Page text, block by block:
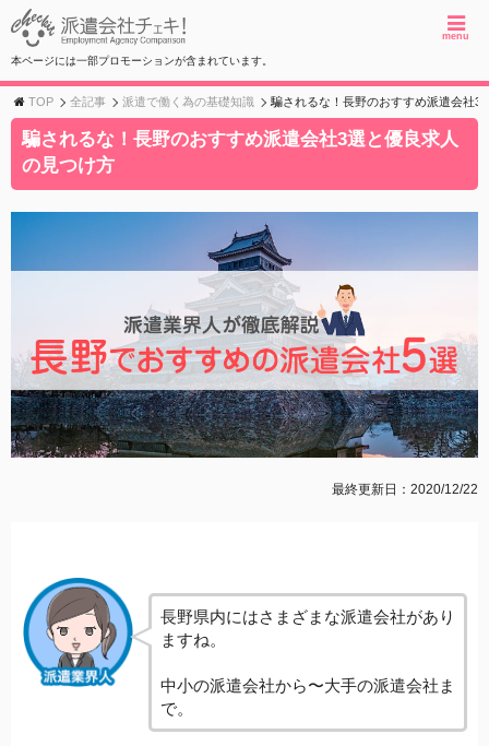
menu
本ページには一部プロモーションが含まれています。
TOP 全記事 派遣で働く為の基礎知識 騙されるな！長野のおすすめ派遣会社3
騙されるな！長野のおすすめ派遣会社3選と優良求人
の見つけ方
最終更新日：2020/12/22
長野県内にはさまざまな派遣会社があり
ますね。
中小の派遣会社から〜大手の派遣会社ま
で。